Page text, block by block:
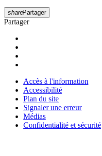
sharePartager
Partager
Accès à l'information
Accessibilité
Plan du site
Signaler une erreur
Médias
Confidentialité et sécurité